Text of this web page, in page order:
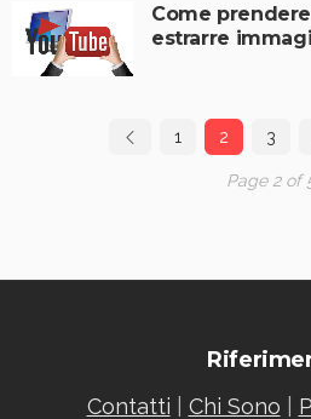
Come
estrarre
1 2 3
Page 2 of
Contatti Chi Sono